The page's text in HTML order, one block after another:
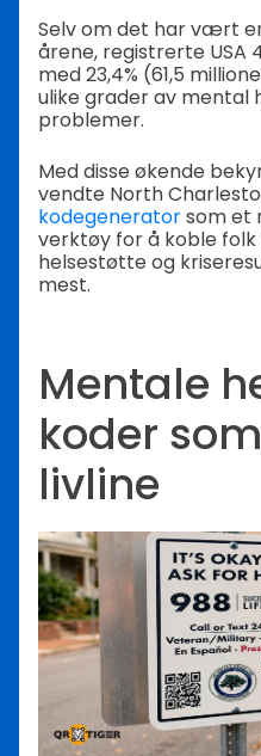
Selv om det har vært
årene, registrerte USA
med 23,4% (61,5
ulike grader av
problemer.
Med disse økende
vendte North
kodegeneratorsom et
verktøy for å koble
helsestøtte og
mest.
Mentale
koder
livline